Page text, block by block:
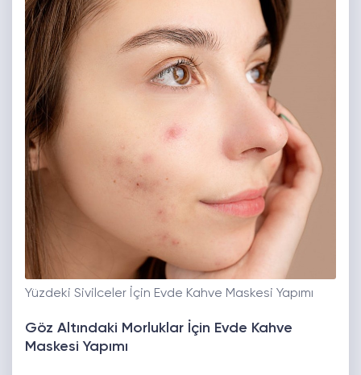
Yüzdeki Sivilceler İçin Evde Kahve Maskesi Yapımı
Göz Altındaki Morluklar İçin Evde Kahve
Maskesi Yapımı